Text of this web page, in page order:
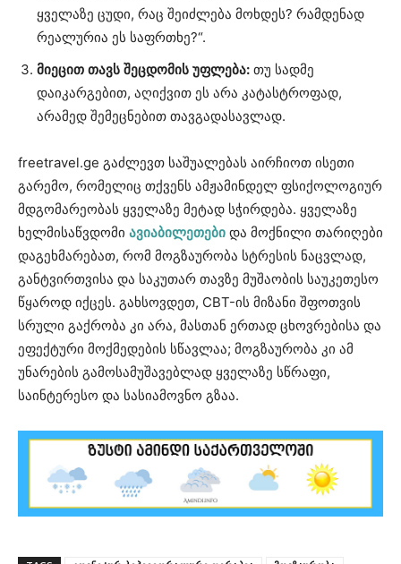
ყველაზე ცუდი, რაც შეიძლება მოხდეს? რამდენად
რეალურია ეს საფრთხე?“.
მიეცით თავს შეცდომის უფლება: თუ სადმე
დაიკარგებით, აღიქვით ეს არა კატასტროფად,
არამედ შემეცნებით თავგადასავლად.
freetravel.ge გაძლევთ საშუალებას აირჩიოთ ისეთი
გარემო, რომელიც თქვენს ამჟამინდელ ფსიქოლოგიურ
მდგომარეობას ყველაზე მეტად სჭირდება. ყველაზე
ხელმისაწვდომი ავიაბილეთები და მოქნილი თარიღები
დაგეხმარებათ, რომ მოგზაურობა სტრესის ნაცვლად,
განტვირთვისა და საკუთარ თავზე მუშაობის საუკეთესო
წყაროდ იქცეს. გახსოვდეთ, CBT-ის მიზანი შფოთვის
სრული გაქრობა კი არა, მასთან ერთად ცხოვრებისა და
ეფექტური მოქმედების სწავლაა; მოგზაურობა კი ამ
უნარების გამოსამუშავებლად ყველაზე სწრაფი,
საინტერესო და სასიამოვნო გზაა.